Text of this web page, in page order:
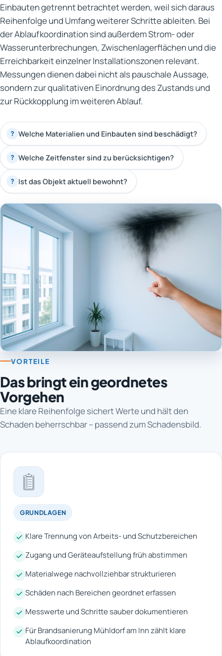
Einbauten getrennt betrachtet werden, weil sich daraus
Reihenfolge und Umfang weiterer Schritte ableiten. Bei
der Ablaufkoordination sind außerdem Strom- oder
Wasserunterbrechungen, Zwischenlagerflächen und die
Erreichbarkeit einzelner Installationszonen relevant.
Messungen dienen dabei nicht als pauschale Aussage,
sondern zur qualitativen Einordnung des Zustands und
zur Rückkopplung im weiteren Ablauf.
? Welche Materialien und Einbauten sind beschädigt?
? Welche Zeitfenster sind zu berücksichtigen?
? Ist das Objekt aktuell bewohnt?
VORTEILE
Das bringt ein geordnetes
Vorgehen
Eine klare Reihenfolge sichert Werte und hält den
Schaden beherrschbar – passend zum Schadensbild.
GRUNDLAGEN
Klare Trennung von Arbeits- und Schutzbereichen
Zugang und Geräteaufstellung früh abstimmen
Materialwege nachvollziehbar strukturieren
Schäden nach Bereichen geordnet erfassen
Messwerte und Schritte sauber dokumentieren
Für Brandsanierung Mühldorf am Inn zählt klare
Ablaufkoordination